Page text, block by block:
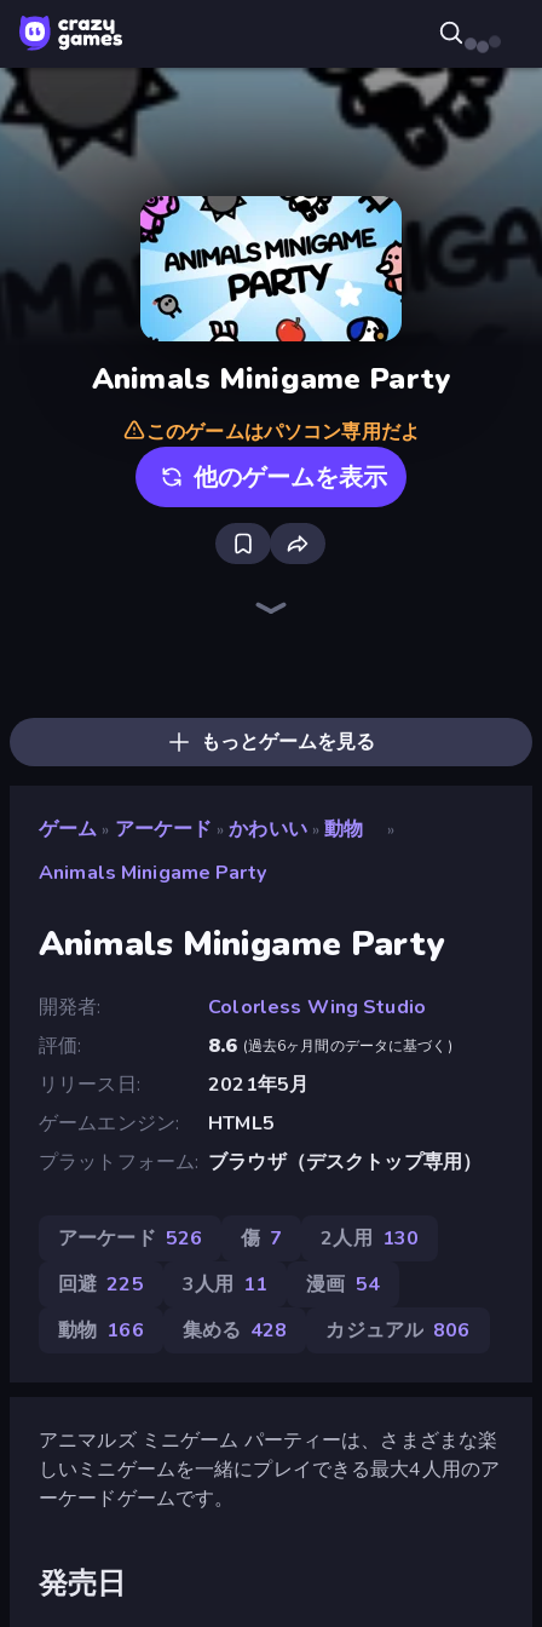
Animals Minigame Party
このゲームはパソコン専用だよ
他のゲームを表示
もっとゲームを見る
ゲーム » アーケード » かわいい » 動物 »
Animals Minigame Party
Animals Minigame Party
開発者
Colorless Wing Studio
評価
8.6 (過去6ヶ月間のデータに基づく )
リリース日
2021年5月
ゲームエンジン
HTML5
プラットフォーム ブラウザ（デスクトップ専用）
アーケード 526 傷 7 2人用 130
回避 225 3人用 11 漫画 54
動物 166 集める 428 カジュアル 806
アニマルズ ミニゲーム パーティーは、さまざまな楽
しいミニゲームを一緒にプレイできる最大4人用のア
ーケードゲームです。
発売日